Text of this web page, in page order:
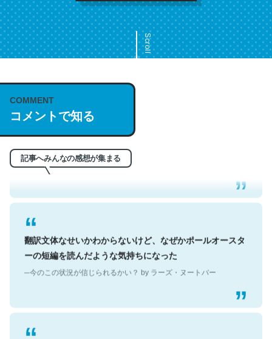
Scroll
COMMENT
コメントで知る
記事へみんなの感想が集まる
これは名文。彼はとてもクレバーなんだろうなと凄く思
う。英語少しでも読める人は原文もお勧め。自分はこの流
─今のこの状況が信じられるかい？ by ラーズ・ヌートバー
翻訳文体なせいかわからないけど、なぜかポールオースタ
ーの短編を読んだような気持ちになった
─今のこの状況が信じられるかい？ by ラーズ・ヌートバー